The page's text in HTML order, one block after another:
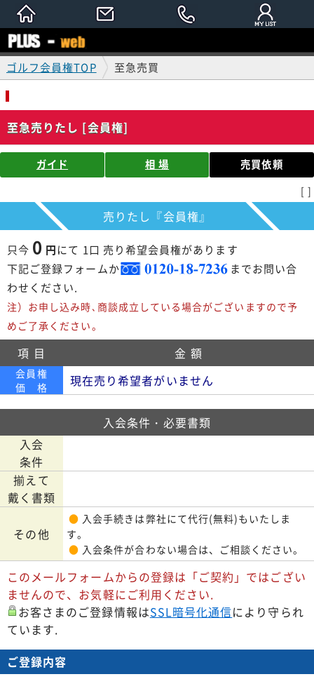
ゴルフ会員権TOP 至急売買
至急売りたし [会員権]
ガイド 相 場 売買依頼
[ ]
売りたし『会員権』
只今 0 円にて 1口 売り希望会員権があります
下記ご登録フォームか
までお問い合
わせください.
注）お申し込み時､商談成立している場合がございますので予
めご了承ください。
項 目 金 額
会員権
価 格
現在売り希望者がいません
入会条件・必要書類
入会
条件
揃えて
戴く書類
その他
● 入会手続きは弊社にて代行(無料)もいたしま
す。
● 入会条件が合わない場合は、ご相談ください。
このメールフォームからの登録は「ご契約」ではござい
ませんので、お気軽にご利用ください.
お客さまのご登録情報はSSL暗号化通信により守られ
ています.
ご登録内容